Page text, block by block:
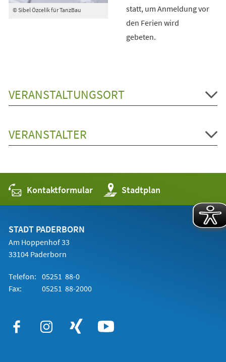
© Sibel Özcelik für TanzBau
statt, um Anmeldung vor
den Ferien wird
gebeten.
VERANSTALTUNGSORT
VERANSTALTER
Kontaktformular Stadtplan
(Öffnet
in
einem
STADT PADERBORN
Am Hoppenhof 33
33104 Paderborn
Telefon: 05251 88-0
Fax:
05251 88-2000